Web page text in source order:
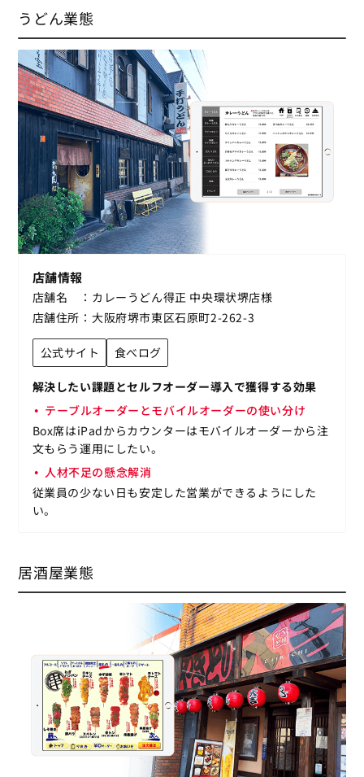
うどん業態
店舗情報
店舗名
カレーうどん得正 中央環状堺店様
店舗住所
大阪府堺市東区石原町2-262-3
公式サイト 食べログ
解決したい課題とセルフオーダー導入で獲得する効果
テーブルオーダーとモバイルオーダーの使い分け
Box席はiPadからカウンターはモバイルオーダーから注
文もらう運用にしたい。
人材不足の懸念解消
従業員の少ない日も安定した営業ができるようにした
い。
居酒屋業態